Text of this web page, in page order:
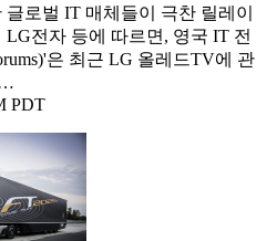
로벌 IT 매체들이 극찬 릴레이
LG전자 등에 따르면, 영국 IT 전
은 최근 LG 올레드TV에 관
…
PDT